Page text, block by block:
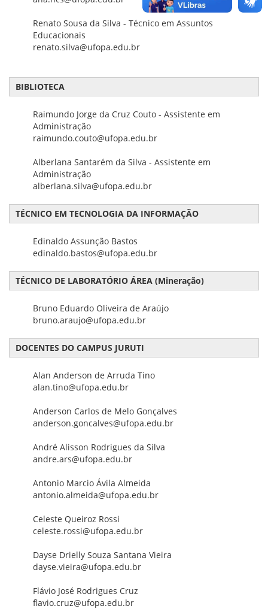
Renato Sousa da Silva - Técnico em Assuntos
Educacionais
renato.silva@ufopa.edu.br
BIBLIOTECA
Raimundo Jorge da Cruz Couto - Assistente em
Administração
raimundo.couto@ufopa.edu.br
Alberlana Santarém da Silva - Assistente em
Administração
alberlana.silva@ufopa.edu.br
TÉCNICO EM TECNOLOGIA DA INFORMAÇÃO
Edinaldo Assunção Bastos
edinaldo.bastos@ufopa.edu.br
TÉCNICO DE LABORATÓRIO ÁREA (Mineração)
Bruno Eduardo Oliveira de Araújo
bruno.araujo@ufopa.edu.br
DOCENTES DO CAMPUS JURUTI
Alan Anderson de Arruda Tino
alan.tino@ufopa.edu.br
Anderson Carlos de Melo Gonçalves
anderson.goncalves@ufopa.edu.br
André Alisson Rodrigues da Silva
andre.ars@ufopa.edu.br
Antonio Marcio Ávila Almeida
antonio.almeida@ufopa.edu.br
Celeste Queiroz Rossi
celeste.rossi@ufopa.edu.br
Dayse Drielly Souza Santana Vieira
dayse.vieira@ufopa.edu.br
Flávio José Rodrigues Cruz
flavio.cruz@ufopa.edu.br